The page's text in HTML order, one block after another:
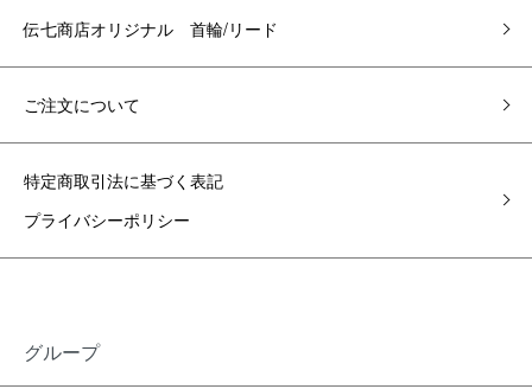
伝七商店オリジナル 首輪/リード
ご注文について
特定商取引法に基づく表記
プライバシーポリシー
グループ